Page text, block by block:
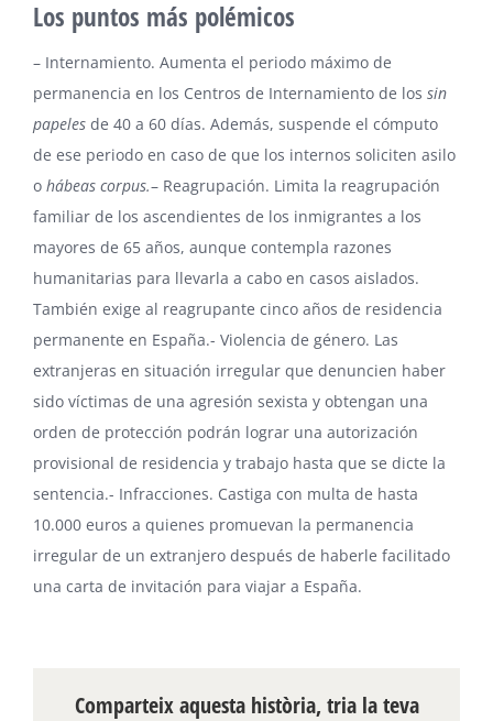
Los puntos más polémicos
– Internamiento. Aumenta el periodo máximo de
permanencia en los Centros de Internamiento de los sin
papeles de 40 a 60 días. Además, suspende el cómputo
de ese periodo en caso de que los internos soliciten asilo
o hábeas corpus.– Reagrupación. Limita la reagrupación
familiar de los ascendientes de los inmigrantes a los
mayores de 65 años, aunque contempla razones
humanitarias para llevarla a cabo en casos aislados.
También exige al reagrupante cinco años de residencia
permanente en España.- Violencia de género. Las
extranjeras en situación irregular que denuncien haber
sido víctimas de una agresión sexista y obtengan una
orden de protección podrán lograr una autorización
provisional de residencia y trabajo hasta que se dicte la
sentencia.- Infracciones. Castiga con multa de hasta
10.000 euros a quienes promuevan la permanencia
irregular de un extranjero después de haberle facilitado
una carta de invitación para viajar a España.
Comparteix aquesta història, tria la teva